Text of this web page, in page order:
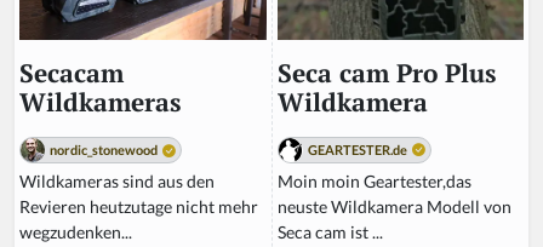
Secacam
Wildkameras
nordic_stonewood
Wildkameras sind aus den
Revieren heutzutage nicht mehr
wegzudenken...
Seca cam Pro Plus
Wildkamera
GEARTESTER.de
Moin moin Geartester,das
neuste Wildkamera Modell von
Seca cam ist ...